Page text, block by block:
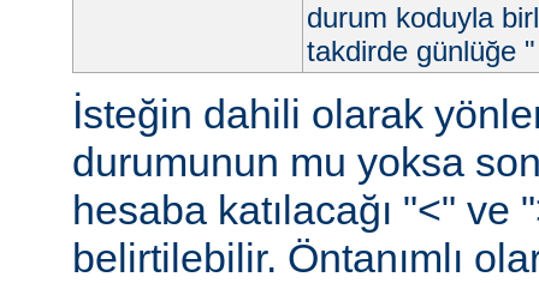
durum koduyla
takdirde günlüğe "
İsteğin dahili olarak
durumunun mu yoksa
hesaba katılacağı "<"
belirtilebilir. Öntanımlı